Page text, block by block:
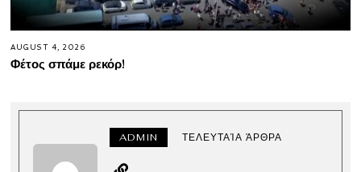
AUGUST 4, 2026
Φέτος σπάμε ρεκόρ!
ADMIN ΤΕΛΕΥΤΑΊΑ ΆΡΘΡΑ